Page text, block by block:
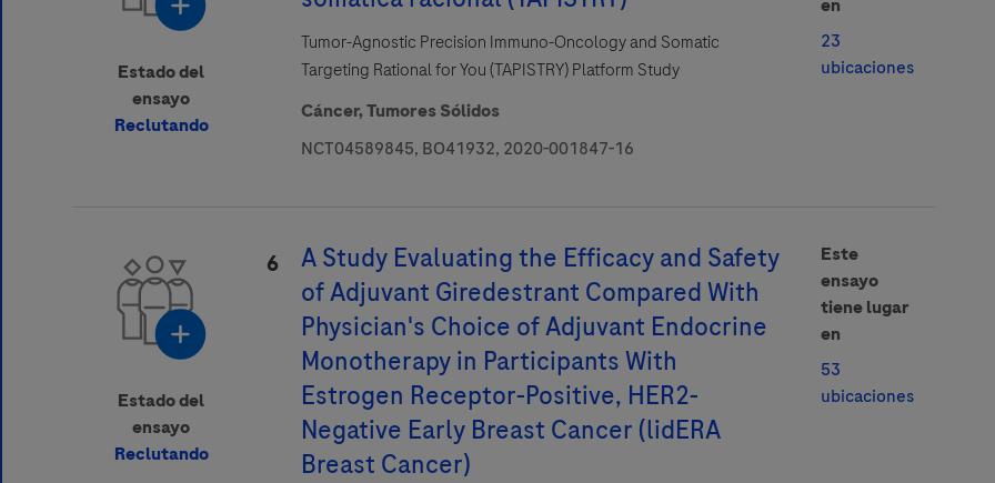
Estado del
ensayo
Reclutando
Tumor-Agnostic Precision Immuno-Oncology and Somatic
Targeting Rational for You (TAPISTRY) Platform Study
Cáncer,Tumores Sólidos
NCT04589845, BO41932, 2020-001847-16
en
23
ubicaciones
Estado del
ensayo
Reclutando
6
A Study Evaluating the Efficacy and Safety
of Adjuvant Giredestrant Compared With
Physician's Choice of Adjuvant Endocrine
Monotherapy in Participants With
Estrogen Receptor-Positive, HER2-
Negative Early Breast Cancer (lidERA
Breast Cancer)
Este
ensayo
tiene lugar
en
53
ubicaciones